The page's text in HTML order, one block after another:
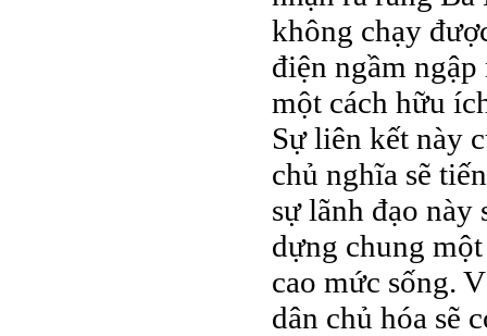
không chạy
điện ngầm
một cách hữu
Sự liên kết này
chủ nghĩa sẽ
sự lãnh đạo này
dựng chung
cao mức sống.
dân chủ hóa sẽ